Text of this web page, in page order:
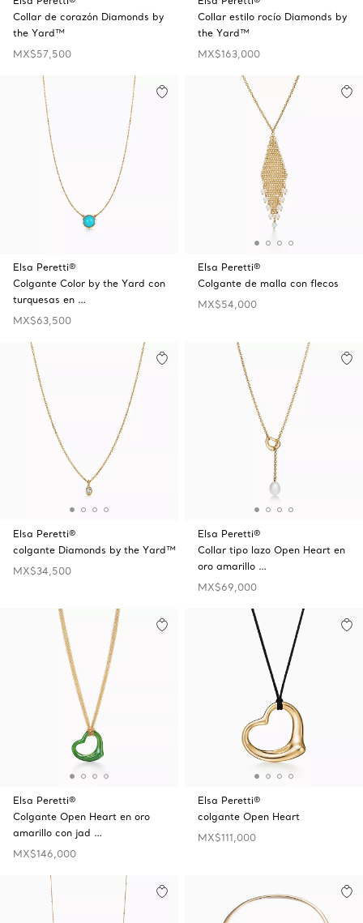
Collar de corazón Diamonds by
the Yard™
MX$57,500
Collar estilo rocío Diamonds by
the Yard™
MX$163,000
Elsa Peretti®
Colgante Color by the Yard con
turquesas en …
MX$63,500
Elsa Peretti®
Colgante de malla con flecos
MX$54,000
Elsa Peretti®
colgante Diamonds by the Yard™
MX$34,500
Elsa Peretti®
Collar tipo lazo Open Heart en
oro amarillo …
MX$69,000
Elsa Peretti®
Colgante Open Heart en oro
amarillo con jad …
MX$146,000
Elsa Peretti®
colgante Open Heart
MX$111,000